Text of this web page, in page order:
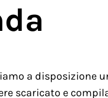
a disposizione
scaricato e